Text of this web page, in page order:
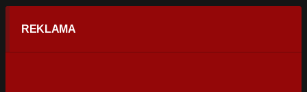
REKLAMA